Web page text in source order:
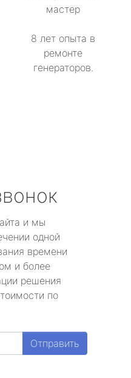
мастер
8 лет опыта в
ремонте
генераторов.
и мы
одной
времени
и более
решения
по
Отправить